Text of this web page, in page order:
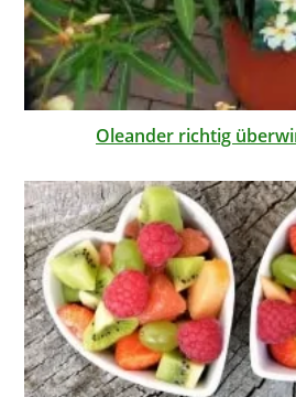
Oleander richtig